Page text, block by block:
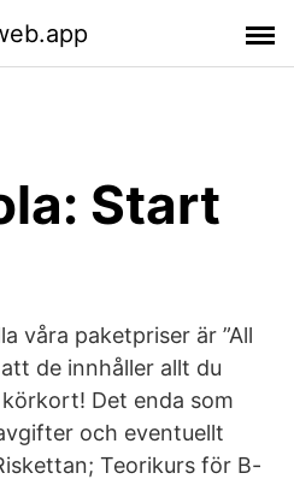
Start
våra paketpriser är ”All
de innhåller allt du
Det enda som
och eventuellt
Teorikurs för B-